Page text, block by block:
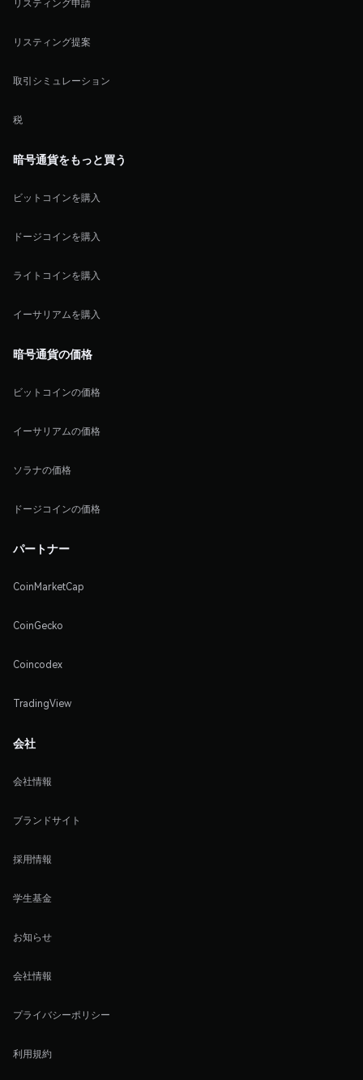
リスティング申請
リスティング提案
取引シミュレーション
税
暗号通貨をもっと買う
ビットコインを購入
ドージコインを購入
ライトコインを購入
イーサリアムを購入
暗号通貨の価格
ビットコインの価格
イーサリアムの価格
ソラナの価格
ドージコインの価格
パートナー
CoinMarketCap
CoinGecko
Coincodex
TradingView
会社
会社情報
ブランドサイト
採用情報
学生基金
お知らせ
会社情報
プライバシーポリシー
利用規約